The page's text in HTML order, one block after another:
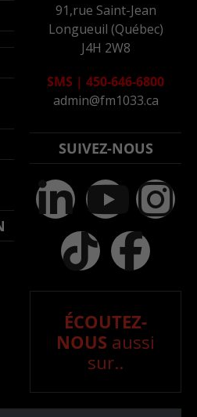
91,rue Saint-Jean
Longueuil (Québec)
J4H 2W8
SMS | 450-646-6800
admin@fm1033.ca
SUIVEZ-NOUS
ÉCOUTEZ-
NOUS aussi
sur..